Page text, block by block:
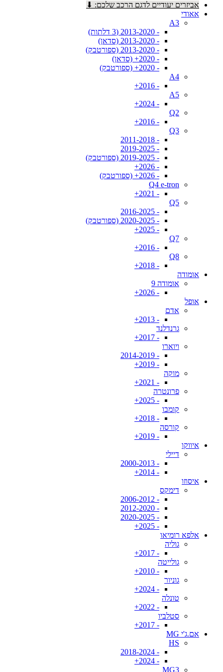
אביזרים יעודיים לדגם הרכב שלכם: ⬇
אאודי
A3
- 2013-2020 (3 דלתות)
- 2013-2020 (סדאן)
- 2013-2020 (ספורטבק)
- 2020+ (סדאן)
- 2020+ (ספורטבק)
A4
- 2016+
A5
- 2024+
Q2
- 2016+
Q3
- 2011-2018
- 2019-2025
- 2019-2025 (ספורטבק)
- 2026+
- 2026+ (ספורטבק)
Q4 e-tron
- 2021+
Q5
- 2016-2025
- 2020-2025 (ספורטבק)
- 2025+
Q7
- 2016+
Q8
- 2018+
אומודה
אומודה 9
- 2026+
אופל
אדם
- 2013+
גרנדלנד
- 2017+
ויוארו
- 2014-2019
- 2019+
מוקה
- 2021+
פרונטרה
- 2025+
קומבו
- 2018+
קורסה
- 2019+
איווקו
דיילי
- 2000-2013
- 2014+
איסוזו
דימקס
- 2006-2012
- 2012-2020
- 2020-2025
- 2025+
אלפא רומיאו
גוליה
- 2017+
גולייטה
- 2010+
גוניור
- 2024+
טונלה
- 2022+
סטלביו
- 2017+
אם.ג'י MG
HS
- 2018-2024
- 2024+
MG3